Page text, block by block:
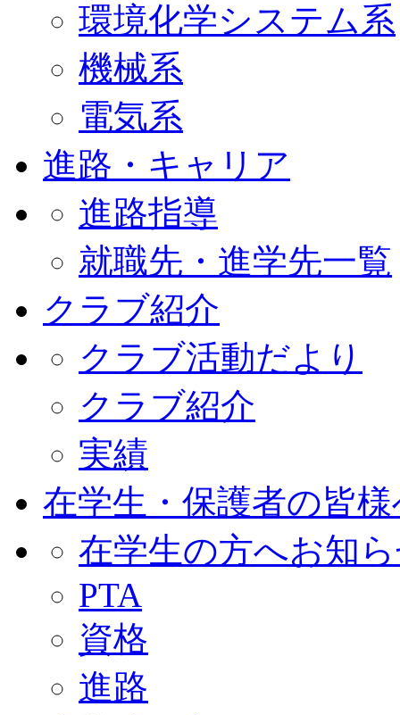
環境化学システム系
機械系
電気系
進路・キャリア
進路指導
就職先・進学先一覧
クラブ紹介
クラブ活動だより
クラブ紹介
実績
在学生・保護者の皆
在学生の方へお知
PTA
資格
進路